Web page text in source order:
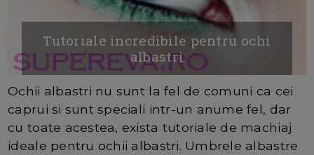
Tutoriale incredibile pentru ochi
albastri
Ochii albastri nu sunt la fel de comuni ca cei
caprui si sunt speciali intr-un anume fel, dar
cu toate acestea, exista tutoriale de machiaj
ideale pentru ochii albastri. Umbrele albastre